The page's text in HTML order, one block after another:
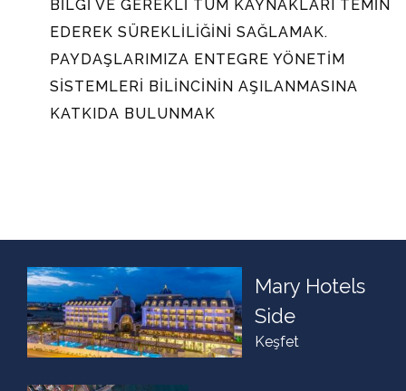
BİLGİ VE GEREKLİ TÜM KAYNAKLARI TEMİN
EDEREK SÜREKLİLİĞİNİ SAĞLAMAK.
PAYDAŞLARIMIZA ENTEGRE YÖNETİM
SİSTEMLERİ BİLİNCİNİN AŞILANMASINA
KATKIDA BULUNMAK
Mary Hotels
Side
Keşfet